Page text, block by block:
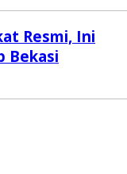
Resmi, Ini
Bekasi